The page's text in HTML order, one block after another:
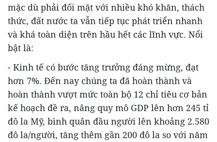
mặc dù phải đối mặt với nhiều khó khăn, thách
thức, đất nước ta vẫn tiếp tục phát triển nhanh
và khá toàn diện trên hầu hết các lĩnh vực. Nổi
bật là:
- Kinh tế có bước tăng trưởng đáng mừng, đạt
hơn 7%. Đến nay chúng ta đã hoàn thành và
hoàn thành vượt mức toàn bộ 12 chỉ tiêu cơ bản
kế hoạch đề ra, nâng quy mô GDP lên hơn 245 tỉ
đô la Mỹ, bình quân đầu người lên khoảng 2.580
đô la/người, tăng thêm gần 200 đô la so với năm